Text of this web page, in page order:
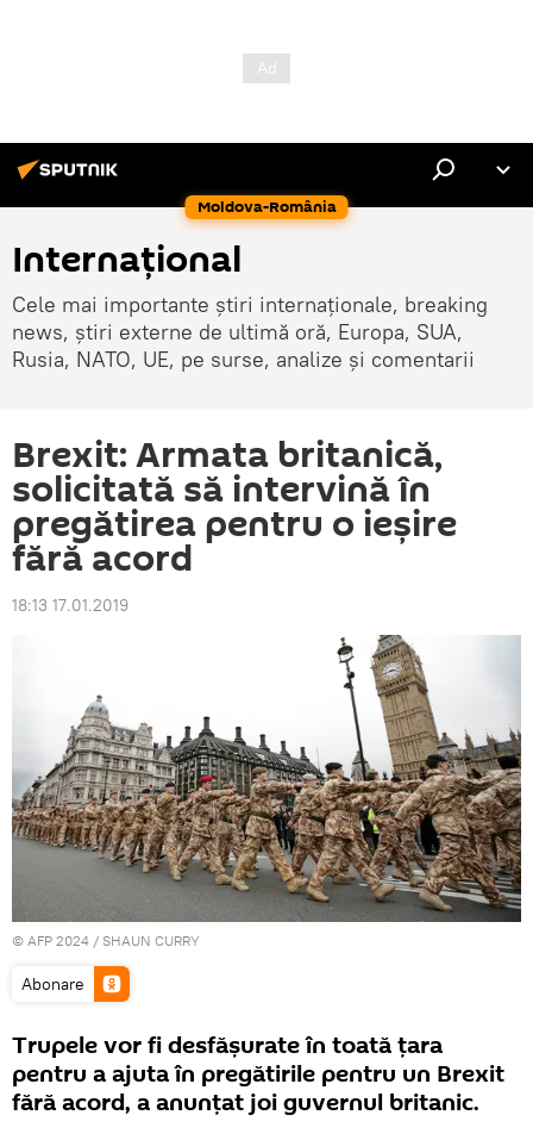
Moldova-România
Internaţional
Cele mai importante știri internaționale, breaking
news, știri externe de ultimă oră, Europa, SUA,
Rusia, NATO, UE, pe surse, analize și comentarii
Brexit: Armata britanică,
solicitată să intervină în
pregătirea pentru o ieşire
fără acord
18:13 17.01.2019
© AFP 2024 / SHAUN CURRY
Abonare
Trupele vor fi desfăşurate în toată țara
pentru a ajuta în pregătirile pentru un Brexit
fără acord, a anunțat joi guvernul britanic.